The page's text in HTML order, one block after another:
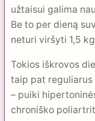
užtaisui galima
Be to per dieną
neturi viršyti 1,5
Tokios iškrovos
taip pat reguliarus
– puiki
chroniško